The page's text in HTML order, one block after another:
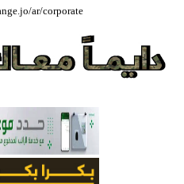
عشرين عاما من دخل الفرد ٤٠٠$ سنويا الى ٦٠٠٠ $ ، فهل نستطيع ؟؟؟؟؟
شركة تسابيح للسياحة والسفر تسير
الملكة علياء الدولي – صور
العلمية الثقافية الأردنية
حملة للتبرع بالدم في جامعة الزيتونة
ar/corporate